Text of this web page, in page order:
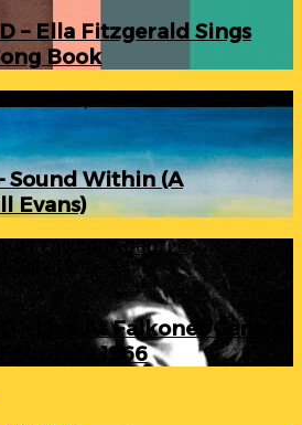
– Ella Fitzgerald Sings
Book
Sound Within (A
Evans)
At Falkoner Centre
1966
– Live At Falkoner Centre
1966